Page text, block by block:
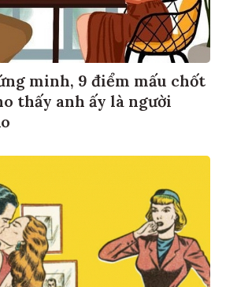
minh, 9 điểm mấu chốt
thấy anh ấy là người